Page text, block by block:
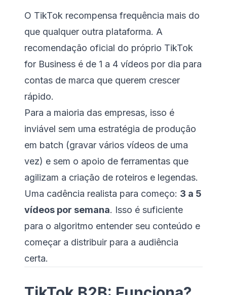
O TikTok recompensa frequência mais do
que qualquer outra plataforma. A
recomendação oficial do próprio TikTok
for Business é de 1 a 4 vídeos por dia para
contas de marca que querem crescer
rápido.
Para a maioria das empresas, isso é
inviável sem uma estratégia de produção
em batch (gravar vários vídeos de uma
vez) e sem o apoio de ferramentas que
agilizam a criação de roteiros e legendas.
Uma cadência realista para começo: 3 a 5
vídeos por semana. Isso é suficiente
para o algoritmo entender seu conteúdo e
começar a distribuir para a audiência
certa.